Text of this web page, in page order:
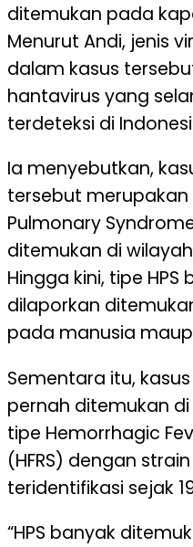
ditemukan pada
Menurut Andi, jenis
dalam kasus
hantavirus yang
terdeteksi di
Ia menyebutkan,
tersebut
Pulmonary
ditemukan di
Hingga kini, tipe HPS
dilaporkan
pada manusia
Sementara itu,
pernah ditemukan
tipe Hemorrhagic
(HFRS) dengan
teridentifikasi sejak
“HPS banyak